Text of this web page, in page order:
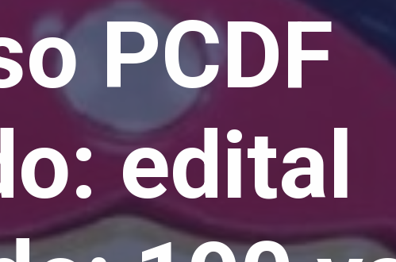
PCDF
edital